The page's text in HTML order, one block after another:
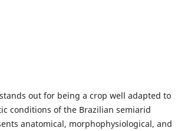
out for being a crop well adapted to
conditions of the Brazilian semiarid
anatomical, morphophysiological, and